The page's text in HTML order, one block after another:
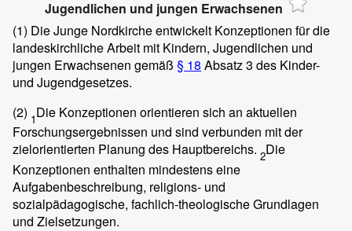
Jugendlichen und jungen Erwachsenen
(1) Die Junge Nordkirche entwickelt Konzeptionen für die
landeskirchliche Arbeit mit Kindern, Jugendlichen und
jungen Erwachsenen gemäß § 18 Absatz 3 des Kinder-
und Jugendgesetzes.
(2) 1Die Konzeptionen orientieren sich an aktuellen
Forschungsergebnissen und sind verbunden mit der
zielorientierten Planung des Hauptbereichs. 2Die
Konzeptionen enthalten mindestens eine
Aufgabenbeschreibung, religions- und
sozialpädagogische, fachlich-theologische Grundlagen
und Zielsetzungen.